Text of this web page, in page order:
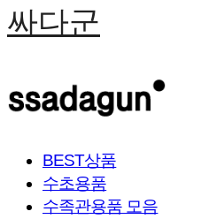
싸다군
BEST상품
수초용품
수족관용품 모음